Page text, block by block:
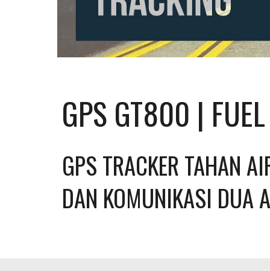
GPS GT800 |
GPS TRACKER TAHAN
DAN KOMUNIKASI DUA